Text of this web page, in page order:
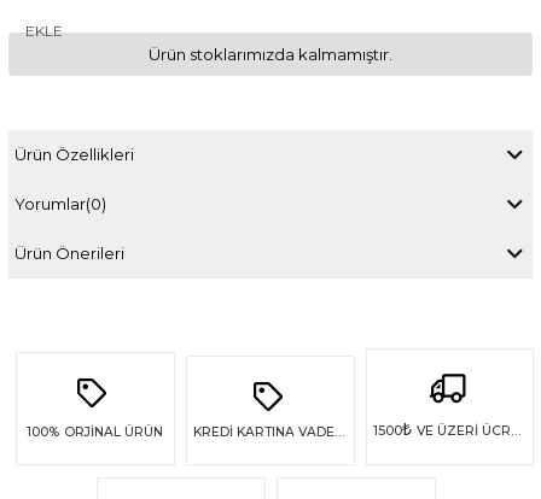
EKLE
Ürün stoklarımızda kalmamıştır.
Ürün Özellikleri
Yorumlar(0)
Ürün Önerileri
100% ORJİNAL ÜRÜN 1500₺ VE ÜZERİ ÜCRETSİZ KARGO